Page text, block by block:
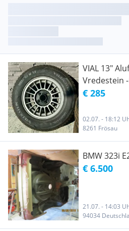
VIAL 13"
Vredestein -
€ 285
02.07. - 18:12
8261 Frösau
BMW 323i
€ 6.500
21.07. - 14:03
94034